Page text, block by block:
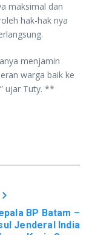
maksimal dan
hak-hak nya
menjamin
warga baik ke
ujar Tuty. **
BP Batam –
Jenderal India